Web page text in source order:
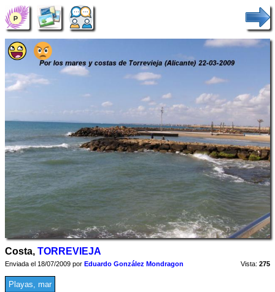
Costa, TORREVIEJA
Enviada el 18/07/2009 por Eduardo González Mondragon Vista: 275
Playas, mar